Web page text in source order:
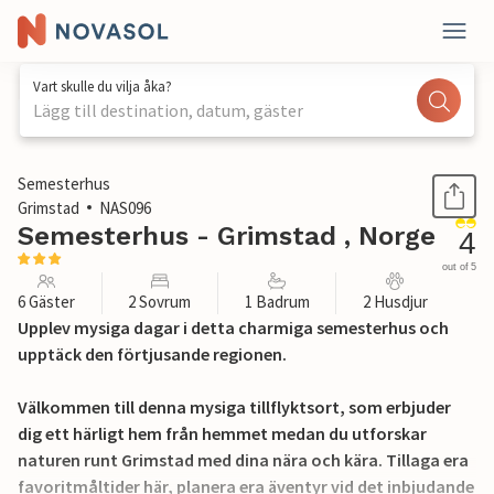
Vart skulle du vilja åka?
Lägg till destination, datum, gäster
1 / 22
Semesterhus
Grimstad
NAS096
Semesterhus - Grimstad , Norge 4
out of 5
6 Gäster 2 Sovrum 1 Badrum 2 Husdjur
Upplev mysiga dagar i detta charmiga semesterhus och
upptäck den förtjusande regionen.
Välkommen till denna mysiga tillflyktsort, som erbjuder
dig ett härligt hem från hemmet medan du utforskar
naturen runt Grimstad med dina nära och kära. Tillaga era
favoritmåltider här, planera era äventyr vid det inbjudande